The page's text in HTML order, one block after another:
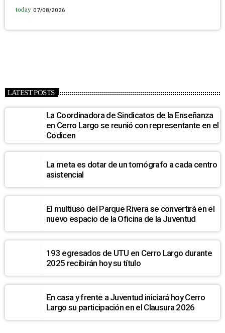
today 07/08/2026
LATEST POSTS
La Coordinadora de Sindicatos de la Enseñanza
en Cerro Largo se reunió con representante en el
Codicen
La meta es dotar de un tomógrafo a cada centro
asistencial
El multiuso del Parque Rivera se convertirá en el
nuevo espacio de la Oficina de la Juventud
193 egresados de UTU en Cerro Largo durante
2025 recibirán hoy su título
En casa y frente a Juventud iniciará hoy Cerro
Largo su participación en el Clausura 2026